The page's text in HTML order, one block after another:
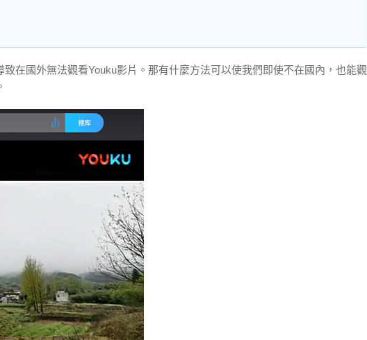
在國外無法觀看Youku影片。那有什麼方法可以使我們即使不在國內，也能觀